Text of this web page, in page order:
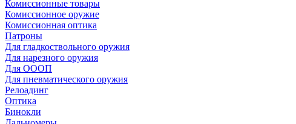
Комиссионные товары
Комиссионное оружие
Комиссионная оптика
Патроны
Для гладкоствольного оружия
Для нарезного оружия
Для ОООП
Для пневматического оружия
Релоадинг
Оптика
Бинокли